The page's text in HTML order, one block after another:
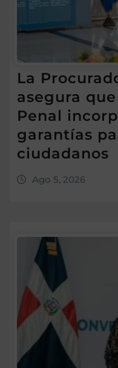
La
asegura
Penal
garantías
ciudadanos
Ago 5, 2026